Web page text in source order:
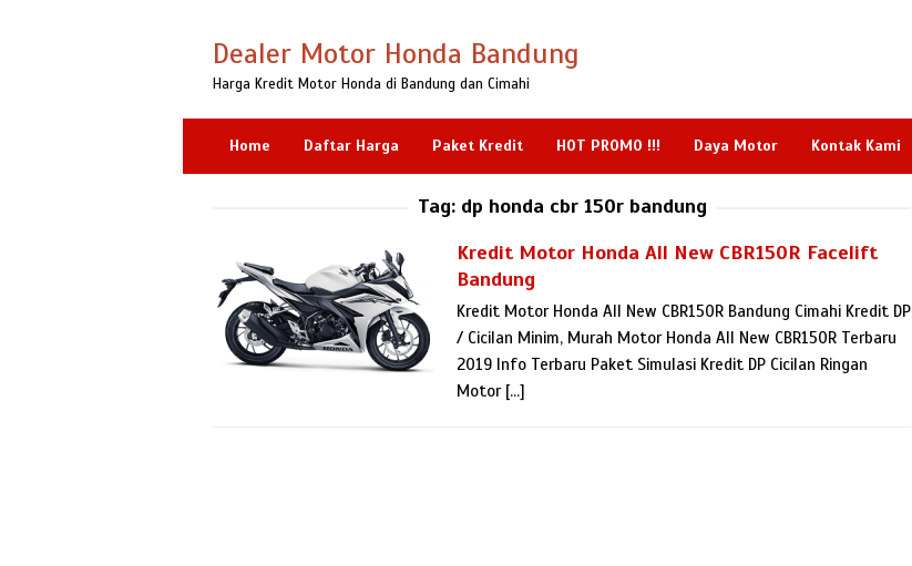
kontenDealer Motor Honda Bandung
Harga Kredit Motor Honda di Bandung dan Cimahi
Home Daftar Harga Paket Kredit HOT PROMO !!! Daya Motor Kontak Kami
Tag: dp honda cbr 150r bandung
Kredit Motor Honda All New CBR150R Facelift
Bandung
Kredit Motor Honda All New CBR150R Bandung Cimahi Kredit DP
/ Cicilan Minim, Murah Motor Honda All New CBR150R Terbaru
2019 Info Terbaru Paket Simulasi Kredit DP Cicilan Ringan
Motor […]